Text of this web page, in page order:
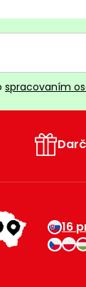
spracovaním
16